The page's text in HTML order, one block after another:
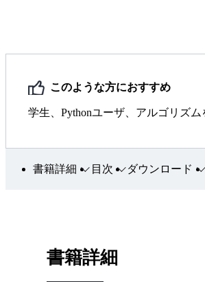
このような方におすすめ
学生、Pythonユーザ、アルゴリズ
書籍詳細 目次 ダウンロード
書籍詳細